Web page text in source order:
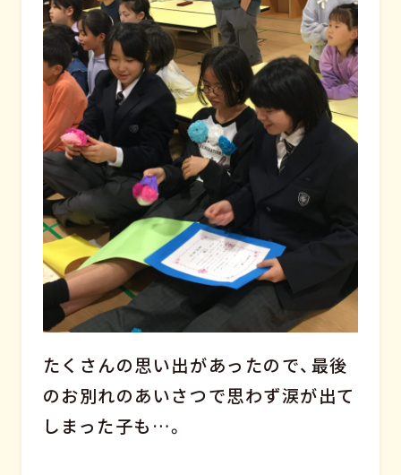
たくさんの思い出があったので、最後
のお別れのあいさつで思わず涙が出て
しまった子も…。